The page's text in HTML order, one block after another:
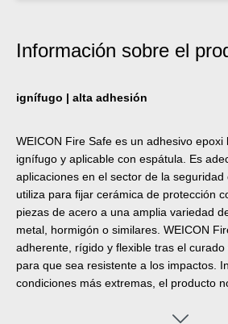
Información sobre el
ignífugo | alta adhesión
WEICON Fire Safe es un adhesivo epoxi
ignífugo y aplicable con espátula. Es
aplicaciones en el sector de la
utiliza para fijar cerámica de protección
piezas de acero a una amplia variedad
metal, hormigón o similares. WEICON
adherente, rígido y flexible tras el
para que sea resistente a los impactos.
condiciones más extremas, el producto
abrasión por partículas, tiene buena